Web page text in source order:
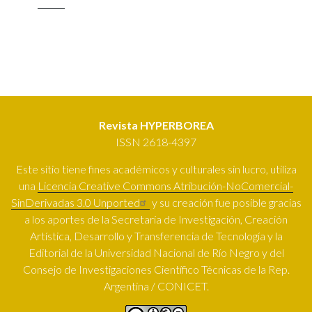
actual
Revista HYPERBOREA
ISSN 2618-4397
Este sitio tiene fines académicos y culturales sin lucro, utiliza
una Licencia Creative Commons Atribución-NoComercial-
SinDerivadas 3.0 Unported
y su creación fue posible gracias
a los aportes de la Secretaría de Investigación, Creación
Artística, Desarrollo y Transferencia de Tecnología y la
Editorial de la Universidad Nacional de Río Negro y del
Consejo de Investigaciones Científico Técnicas de la Rep.
Argentina / CONICET.